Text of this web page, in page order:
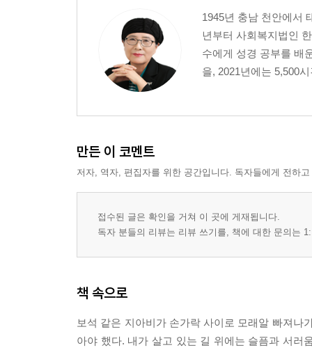
1945년 충남 천안에서
년부터 사회복지법인
수에게 성경 공부를 배
을, 2021년에는 5,500
만든 이 코멘트
저자, 역자, 편집자를 위한 공간입니다. 독자들에게 전하
접수된 글은 확인을 거쳐 이 곳에 게재됩니다.
독자 분들의 리뷰는 리뷰 쓰기를, 책에 대한 문의는
책 속으로
보석 같은 지아비가 손가락 사이로 모래알 빠져나
아야 했다. 내가 살고 있는 길 위에는 슬픔과 서러